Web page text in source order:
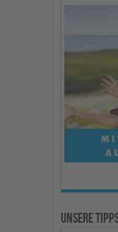
Unsere